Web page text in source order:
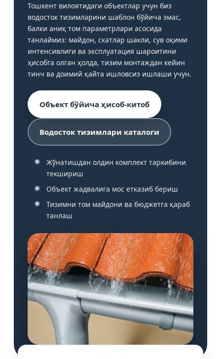
Тошкент вилоятидаги объектлар учун биз
водосток тизимларини шаблон бўйича эмас,
балки аниқ том параметрлари асосида
танлаймиз: майдон, скатлар шакли, сув оқими
интенсивлиги ва эксплуатация шароитини
ҳисобга олган ҳолда, тизим монтаждан кейин
тинч ва доимий қайта ишловсиз ишлаши учун.
Объект бўйича ҳисоб-китоб
Водосток тизимлари каталоги
Жўнатишдан олдин комплект таркибини
текшириш
Объект жадвалига мос етказиб бериш
Тизимни том майдони ва бюджетга қараб
танлаш